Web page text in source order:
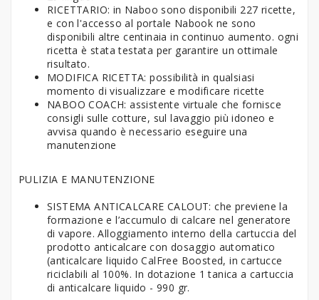
RICETTARIO: in Naboo sono disponibili 227 ricette,
e con l'accesso al portale Nabook ne sono
disponibili altre centinaia in continuo aumento. ogni
ricetta è stata testata per garantire un ottimale
risultato.
MODIFICA RICETTA: possibilità in qualsiasi
momento di visualizzare e modificare ricette
NABOO COACH: assistente virtuale che fornisce
consigli sulle cotture, sul lavaggio più idoneo e
avvisa quando è necessario eseguire una
manutenzione
PULIZIA E MANUTENZIONE
SISTEMA ANTICALCARE CALOUT: che previene la
formazione e l’accumulo di calcare nel generatore
di vapore. Alloggiamento interno della cartuccia del
prodotto anticalcare con dosaggio automatico
(anticalcare liquido CalFree Boosted, in cartucce
riciclabili al 100%. In dotazione 1 tanica a cartuccia
di anticalcare liquido - 990 gr.